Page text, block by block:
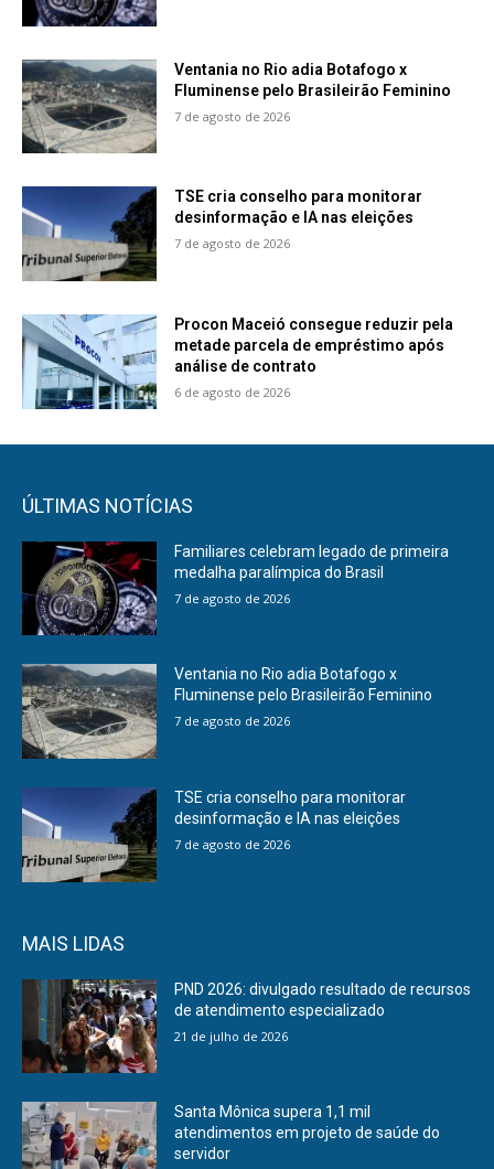
Ventania no Rio adia Botafogo x
Fluminense pelo Brasileirão Feminino
7 de agosto de 2026
TSE cria conselho para monitorar
desinformação e IA nas eleições
7 de agosto de 2026
Procon Maceió consegue reduzir pela
metade parcela de empréstimo após
análise de contrato
6 de agosto de 2026
ÚLTIMAS NOTÍCIAS
Familiares celebram legado de primeira
medalha paralímpica do Brasil
7 de agosto de 2026
Ventania no Rio adia Botafogo x
Fluminense pelo Brasileirão Feminino
7 de agosto de 2026
TSE cria conselho para monitorar
desinformação e IA nas eleições
7 de agosto de 2026
MAIS LIDAS
PND 2026: divulgado resultado de recursos
de atendimento especializado
21 de julho de 2026
Santa Mônica supera 1,1 mil
atendimentos em projeto de saúde do
servidor